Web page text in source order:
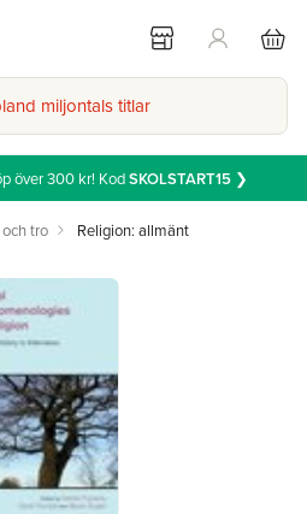
miljontals titlar
över 300 kr! KodSKOLSTART15❯
tro Religion: allmänt